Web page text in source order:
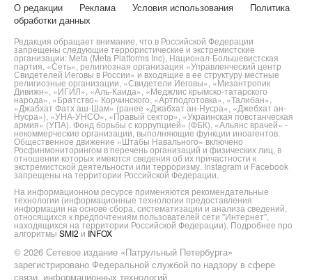
О редакции Реклама Условия использования
Политика
обработки данных
Редакция обращает внимание, что в Российской Федерации
запрещены следующие террористические и экстремистские
организации: Meta (Meta Platforms Inc), Национал-Большевистская
партия, «Сеть», религиозная организация «Управленческий центр
Свидетелей Иеговы в России» и входящие в ее структуру местные
религиозные организации, «Свидетели Иеговы», «Мизантропик
Дивижн», «ИГИЛ», «Аль-Каида», «Меджлис крымско-татарского
народа», «Братство» Корчинского, «Артподготовка», «Талибан»,
«Джабхат Фатх аш-Шам» (ранее «Джабхат ан-Нусра», «Джебхат ан-
Нусра»), «УНА-УНСО», «Правый сектор», «Украинская повстанческая
армия» (УПА). Фонд борьбы с коррупцией» (ФБК), «Альянс врачей» -
некоммерческие организации, выполняющие функции иноагентов.
Общественное движение «Штабы Навального» включено
Росфинмониторингом в перечень организаций и физических лиц, в
отношении которых имеются сведения об их причастности к
экстремистской деятельности или терроризму. Instagram и Facebook
запрещены на территории Российской Федерации.
На информационном ресурсе применяются рекомендательные
технологии (информационные технологии предоставления
информации на основе сбора, систематизации и анализа сведений,
относящихся к предпочтениям пользователей сети "Интернет",
находящихся на территории Российской Федерации). Подробнее про
алгоритмы SMI2 и INFOX
© 2026 Сетевое издание «Патрульный Петербурга»
зарегистрировано Федеральной службой по надзору в сфере
связи, информационных технологий